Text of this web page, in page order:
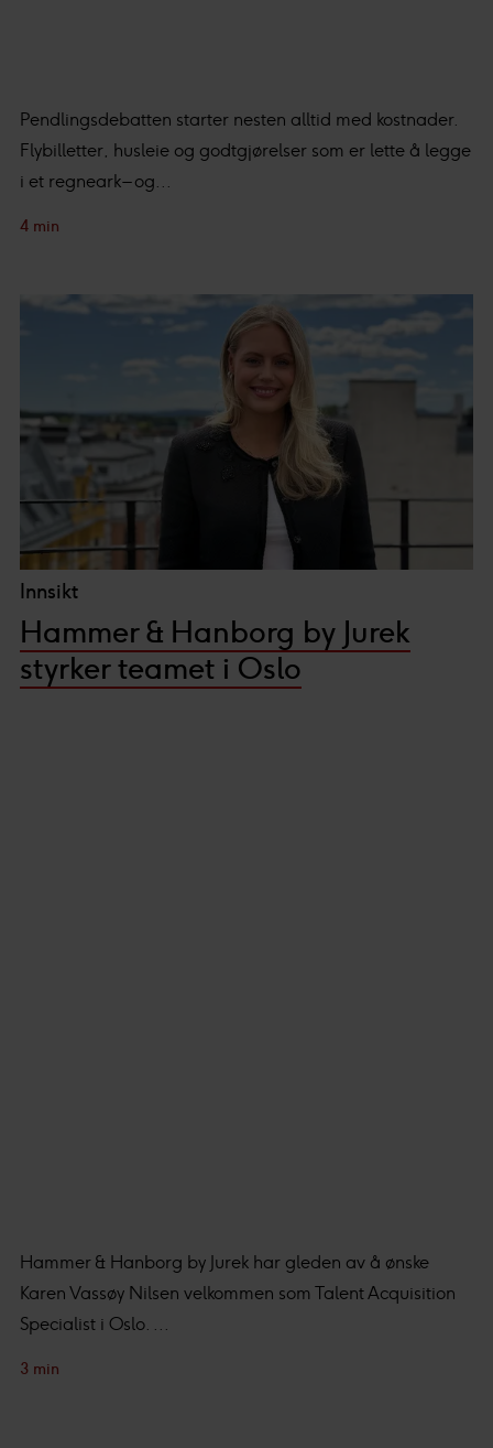
Pendlingsdebatten starter nesten alltid med kostnader.
Flybilletter, husleie og godtgjørelser som er lette å legge
i et regneark – og...
4 min
Innsikt
Hammer & Hanborg by Jurek
styrker teamet i Oslo
Hammer & Hanborg by Jurek har gleden av å ønske
Karen Vassøy Nilsen velkommen som Talent Acquisition
Specialist i Oslo. ...
3 min